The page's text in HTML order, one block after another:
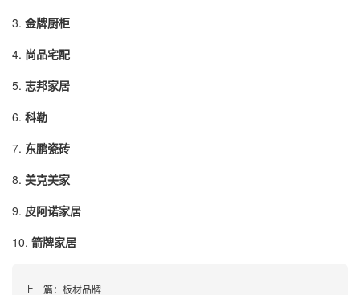
3. 金牌厨柜
4. 尚品宅配
5. 志邦家居
6. 科勒
7. 东鹏瓷砖
8. 美克美家
9. 皮阿诺家居
10. 箭牌家居
上一篇： 板材品牌